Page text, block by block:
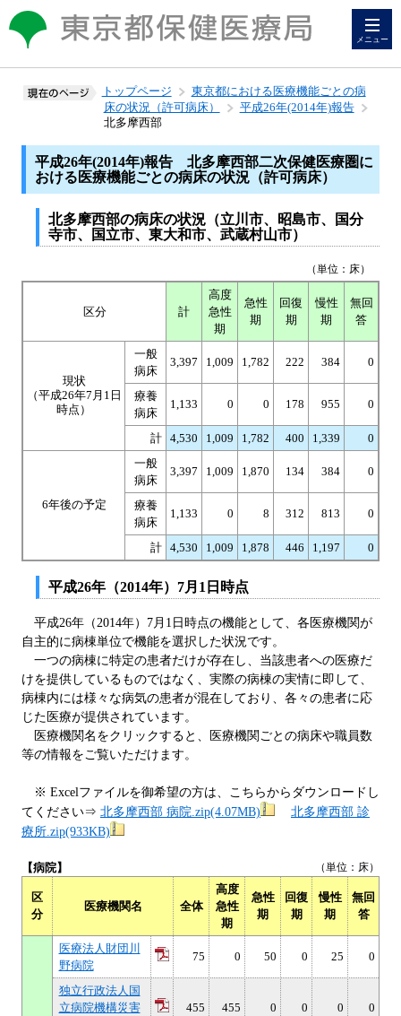
メニュー
トップページ
東京都における医療機能ごとの病
床の状況（許可病床）
平成26年(2014年)報告
北多摩西部
平成26年(2014年)報告 北多摩西部二次保健医療圏に
おける医療機能ごとの病床の状況（許可病床）
北多摩西部の病床の状況（立川市、昭島市、国分
寺市、国立市、東大和市、武蔵村山市）
（単位：床）
区分 計
高度
急性
期
急性
期
回復
期
慢性
期
無回
答
現状
（平成26年7月1日
時点）
一般
病床
3,397 1,009 1,782 222 384 0
療養
病床
1,133 0 0 178 955 0
計 4,530 1,009 1,782 400 1,339 0
6年後の予定
一般
病床
3,397 1,009 1,870 134 384 0
療養
病床
1,133 0 8 312 813 0
計 4,530 1,009 1,878 446 1,197 0
平成26年（2014年）7月1日時点
平成26年（2014年）7月1日時点の機能として、各医療機関が
自主的に病棟単位で機能を選択した状況です。
一つの病棟に特定の患者だけが存在し、当該患者への医療だ
けを提供しているものではなく、実際の病棟の実情に即して、
病棟内には様々な病気の患者が混在しており、各々の患者に応
じた医療が提供されています。
医療機関名をクリックすると、医療機関ごとの病床や職員数
等の情報をご覧いただけます。
※ Excelファイルを御希望の方は、こちらからダウンロードし
てください⇒ 北多摩西部 病院.zip(4.07MB)
北多摩西部 診
療所.zip(933KB)
【病院】 （単位：床）
区
分
医療機関名 全体
高度
急性
期
急性
期
回復
期
慢性
期
無回
答
医療法人財団川
野病院
75 0 50 0 25 0
独立行政法人国
立病院機構災害
455 455 0 0 0 0